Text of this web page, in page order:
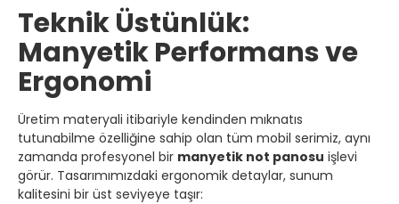
Teknik Üstünlük:
Manyetik Performans ve
Ergonomi
Üretim materyali itibariyle kendinden mıknatıs
tutunabilme özelliğine sahip olan tüm mobil serimiz, aynı
zamanda profesyonel bir manyetik not panosu işlevi
görür. Tasarımımızdaki ergonomik detaylar, sunum
kalitesini bir üst seviyeye taşır: